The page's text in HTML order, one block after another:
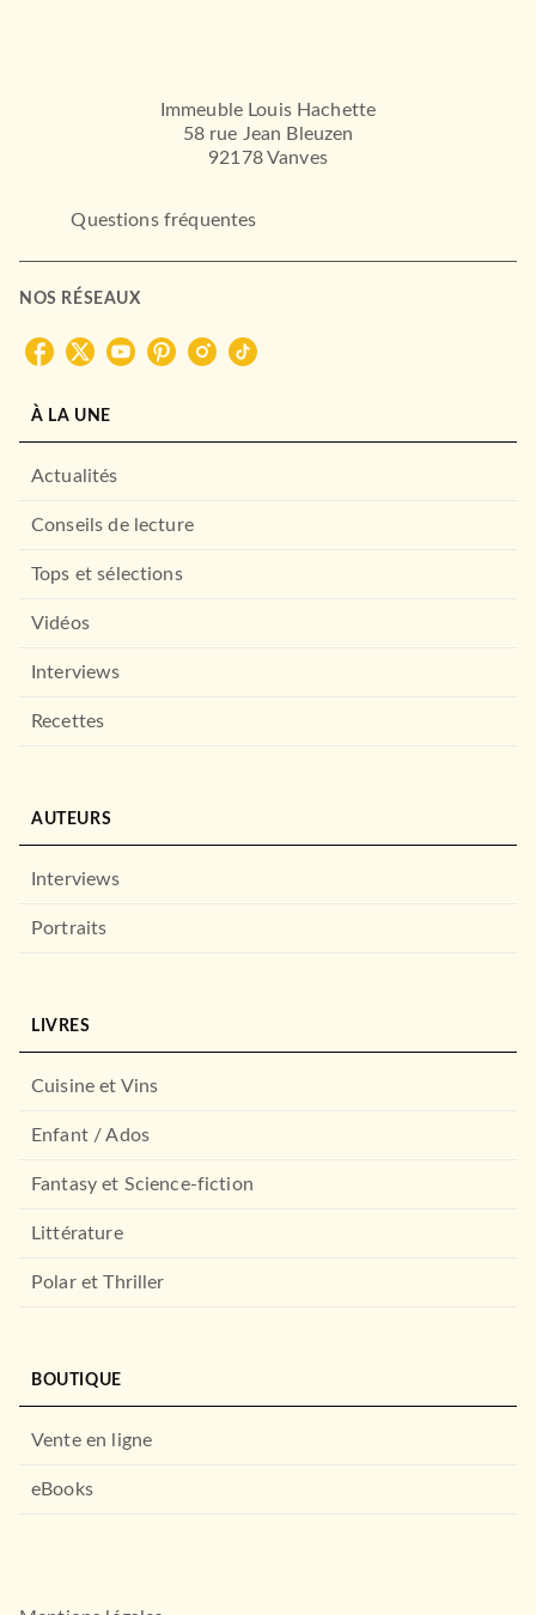
Immeuble Louis Hachette
58 rue Jean Bleuzen
92178 Vanves
Questions fréquentes
NOS RÉSEAUX
À LA UNE
Actualités
Conseils de lecture
Tops et sélections
Vidéos
Interviews
Recettes
AUTEURS
Interviews
Portraits
LIVRES
Cuisine et Vins
Enfant / Ados
Fantasy et Science-fiction
Littérature
Polar et Thriller
BOUTIQUE
Vente en ligne
eBooks